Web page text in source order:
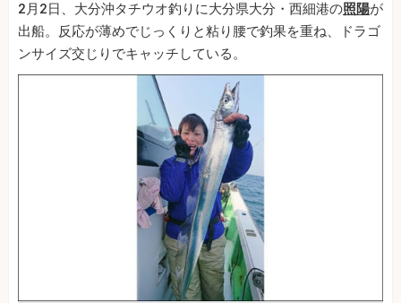
2月2日、大分沖タチウオ釣りに大分県大分・西細港の照陽が
出船。反応が薄めでじっくりと粘り腰で釣果を重ね、ドラゴ
ンサイズ交じりでキャッチしている。